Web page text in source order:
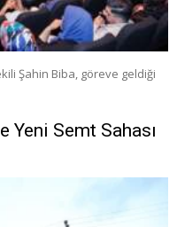
Şahin Biba, göreve geldiği
Yeni Semt Sahası